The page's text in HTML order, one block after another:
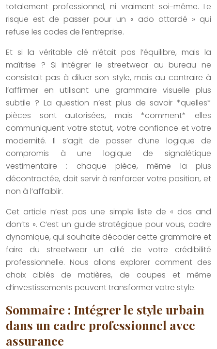
totalement professionnel, ni vraiment soi-même. Le
risque est de passer pour un « ado attardé » qui
refuse les codes de l’entreprise.
Et si la véritable clé n’était pas l’équilibre, mais la
maîtrise ? Si intégrer le streetwear au bureau ne
consistait pas à diluer son style, mais au contraire à
l’affirmer en utilisant une grammaire visuelle plus
subtile ? La question n’est plus de savoir *quelles*
pièces sont autorisées, mais *comment* elles
communiquent votre statut, votre confiance et votre
modernité. Il s’agit de passer d’une logique de
compromis à une logique de signalétique
vestimentaire : chaque pièce, même la plus
décontractée, doit servir à renforcer votre position, et
non à l’affaiblir.
Cet article n’est pas une simple liste de « dos and
don’ts ». C’est un guide stratégique pour vous, cadre
dynamique, qui souhaite décoder cette grammaire et
faire du streetwear un allié de votre crédibilité
professionnelle. Nous allons explorer comment des
choix ciblés de matières, de coupes et même
d’investissements peuvent transformer votre style.
Sommaire : Intégrer le style urbain
dans un cadre professionnel avec
assurance